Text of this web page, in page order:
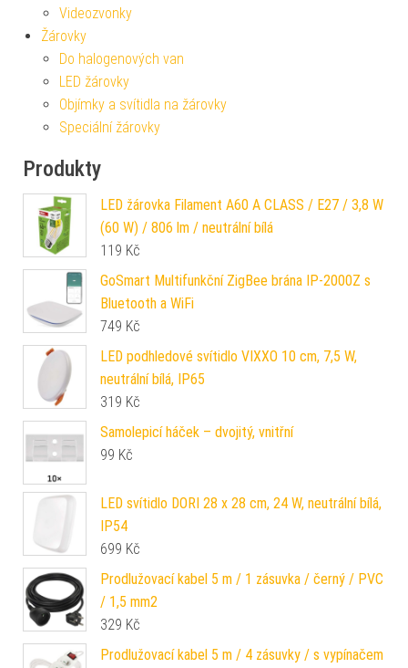
Videozvonky
Žárovky
Do halogenových van
LED žárovky
Objímky a svítidla na žárovky
Speciální žárovky
Produkty
LED žárovka Filament A60 A CLASS / E27 / 3,8 W
(60 W) / 806 lm / neutrální bílá
119 Kč
GoSmart Multifunkční ZigBee brána IP-2000Z s
Bluetooth a WiFi
749 Kč
LED podhledové svítidlo VIXXO 10 cm, 7,5 W,
neutrální bílá, IP65
319 Kč
Samolepicí háček – dvojitý, vnitřní
99 Kč
LED svítidlo DORI 28 x 28 cm, 24 W, neutrální bílá,
IP54
699 Kč
Prodlužovací kabel 5 m / 1 zásuvka / černý / PVC
/ 1,5 mm2
329 Kč
Prodlužovací kabel 5 m / 4 zásuvky / s vypínačem